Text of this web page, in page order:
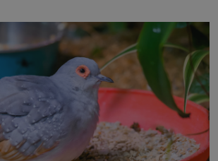
a bezpečí, proto by pokoj
především klidně a útulně.